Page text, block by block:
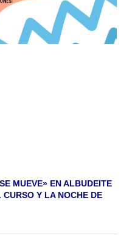
MUEVE» EN ALBUDEITE
Y LA NOCHE DE